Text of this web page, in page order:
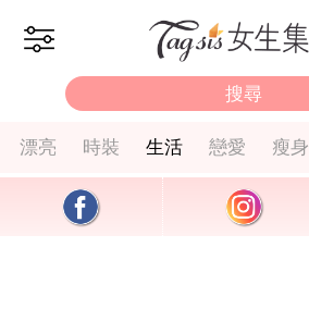
漂亮 時裝 生活 戀愛 瘦身